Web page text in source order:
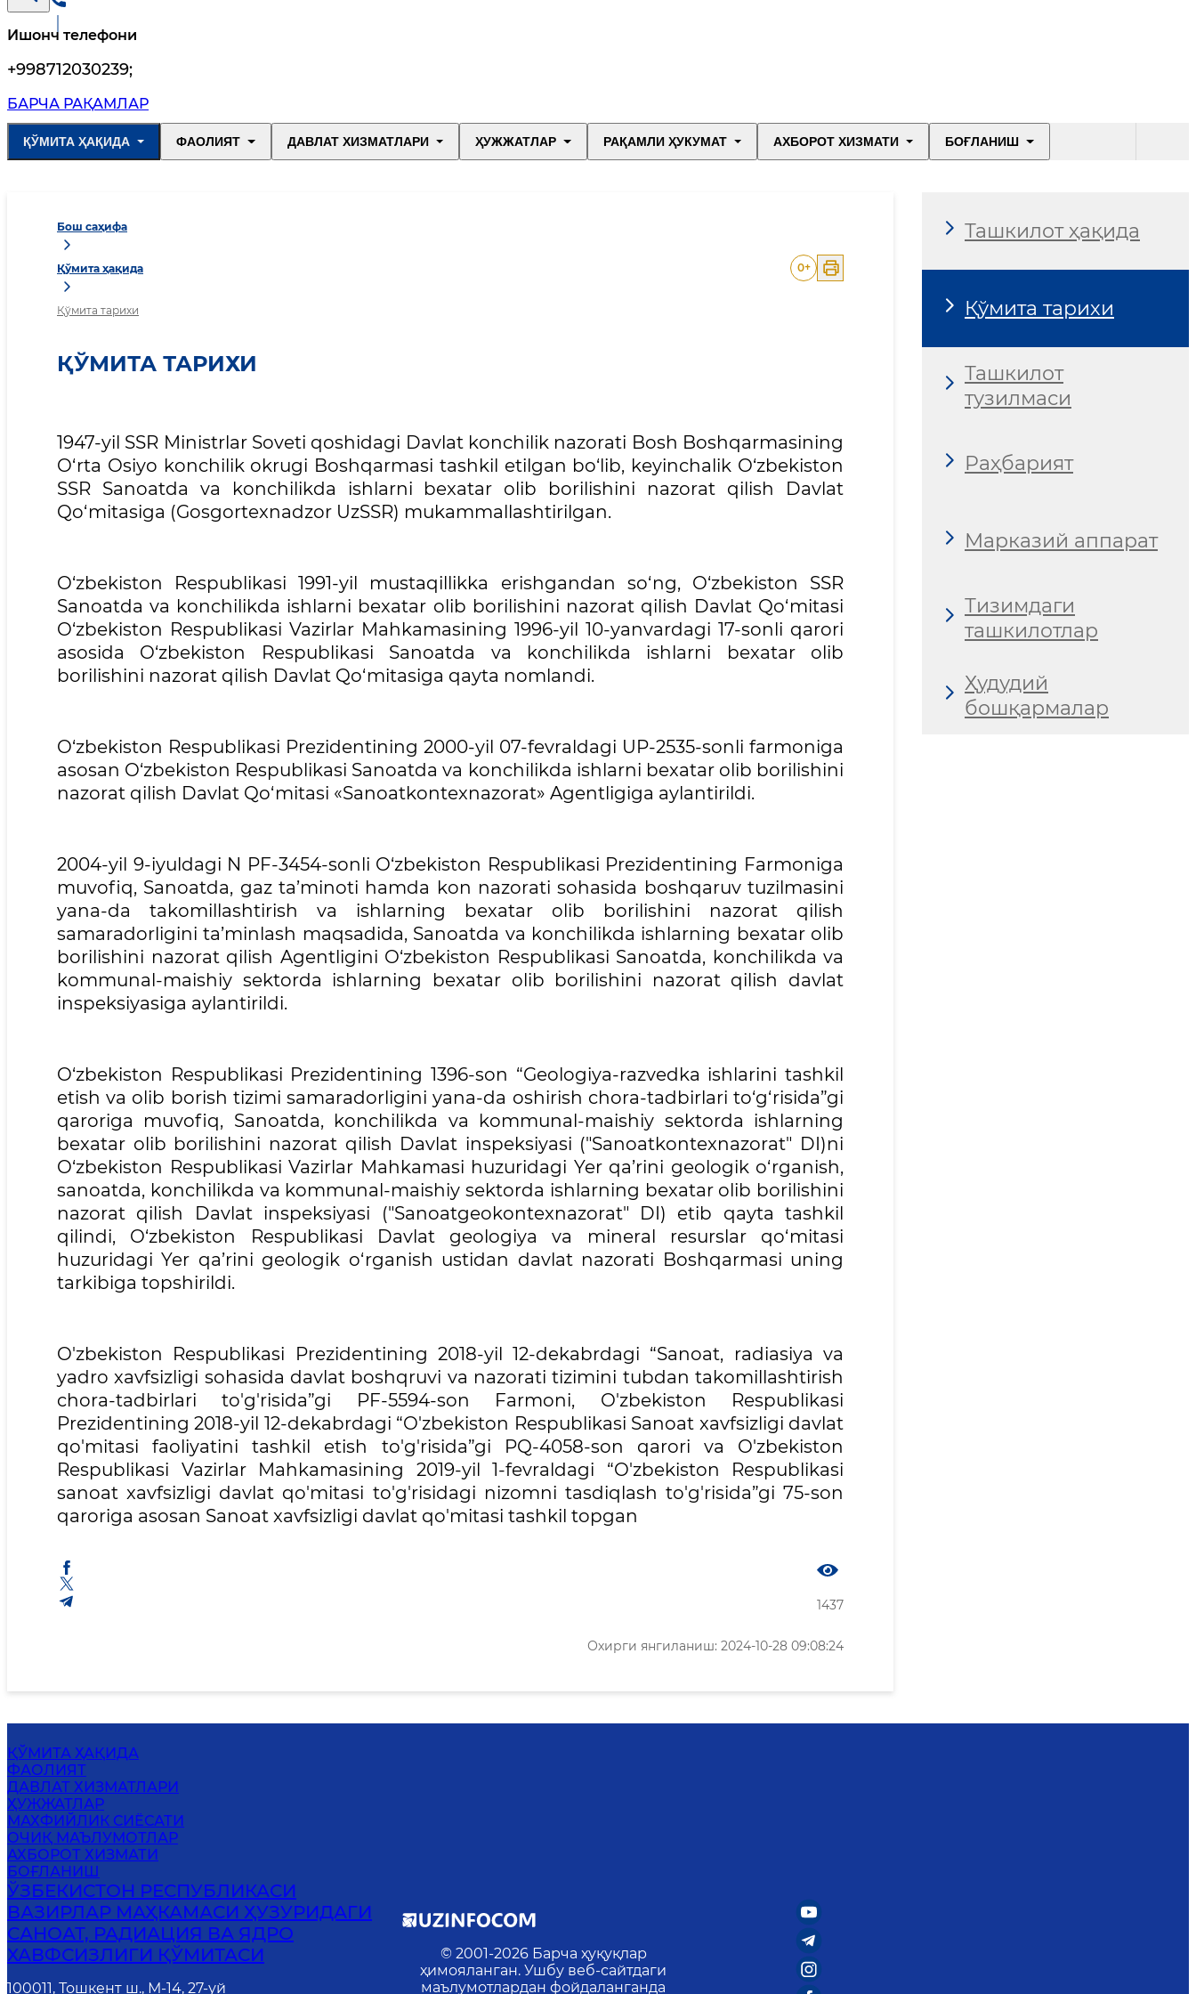
Ишонч телефони
+998712030239;
БАРЧА РАҚАМЛАР
ҚЎМИТА ҲАҚИДА ФАОЛИЯТ ДАВЛАТ ХИЗМАТЛАРИ ҲУЖЖАТЛАР РАҚАМЛИ ҲУКУМАТ АХБОРОТ ХИЗМАТИ БОҒЛАНИШ
Бош саҳифа
Қўмита ҳақида
Қўмита тарихи
0+
ҚЎМИТА ТАРИХИ
1947-yil SSR Ministrlar Soveti qoshidagi Davlat konchilik nazorati Bosh Boshqarmasining
O‘rta Osiyo konchilik okrugi Boshqarmasi tashkil etilgan bo‘lib, keyinchalik O‘zbekiston
SSR Sanoatda va konchilikda ishlarni bexatar olib borilishini nazorat qilish Davlat
Qo‘mitasiga (Gosgortexnadzor UzSSR) mukammallashtirilgan.
O‘zbekiston Respublikasi 1991-yil mustaqillikka erishgandan so‘ng, O‘zbekiston SSR
Sanoatda va konchilikda ishlarni bexatar olib borilishini nazorat qilish Davlat Qo‘mitasi
O‘zbekiston Respublikasi Vazirlar Mahkamasining 1996-yil 10-yanvardagi 17-sonli qarori
asosida O‘zbekiston Respublikasi Sanoatda va konchilikda ishlarni bexatar olib
borilishini nazorat qilish Davlat Qo‘mitasiga qayta nomlandi.
O‘zbekiston Respublikasi Prezidentining 2000-yil 07-fevraldagi UP-2535-sonli farmoniga
asosan O‘zbekiston Respublikasi Sanoatda va konchilikda ishlarni bexatar olib borilishini
nazorat qilish Davlat Qo‘mitasi «Sanoatkontexnazorat» Agentligiga aylantirildi.
2004-yil 9-iyuldagi N PF-3454-sonli O‘zbekiston Respublikasi Prezidentining Farmoniga
muvofiq, Sanoatda, gaz ta’minoti hamda kon nazorati sohasida boshqaruv tuzilmasini
yana-da takomillashtirish va ishlarning bexatar olib borilishini nazorat qilish
samaradorligini ta’minlash maqsadida, Sanoatda va konchilikda ishlarning bexatar olib
borilishini nazorat qilish Agentligini O‘zbekiston Respublikasi Sanoatda, konchilikda va
kommunal-maishiy sektorda ishlarning bexatar olib borilishini nazorat qilish davlat
inspeksiyasiga aylantirildi.
O‘zbekiston Respublikasi Prezidentining 1396-son “Geologiya-razvedka ishlarini tashkil
etish va olib borish tizimi samaradorligini yana-da oshirish chora-tadbirlari to‘g‘risida”gi
qaroriga muvofiq, Sanoatda, konchilikda va kommunal-maishiy sektorda ishlarning
bexatar olib borilishini nazorat qilish Davlat inspeksiyasi ("Sanoatkontexnazorat" DI)ni
O‘zbekiston Respublikasi Vazirlar Mahkamasi huzuridagi Yer qa’rini geologik o‘rganish,
sanoatda, konchilikda va kommunal-maishiy sektorda ishlarning bexatar olib borilishini
nazorat qilish Davlat inspeksiyasi ("Sanoatgeokontexnazorat" DI) etib qayta tashkil
qilindi, O‘zbekiston Respublikasi Davlat geologiya va mineral resurslar qo‘mitasi
huzuridagi Yer qa’rini geologik o‘rganish ustidan davlat nazorati Boshqarmasi uning
tarkibiga topshirildi.
O'zbekiston Respublikasi Prezidentining 2018-yil 12-dekabrdagi “Sanoat, radiasiya va
yadro xavfsizligi sohasida davlat boshqruvi va nazorati tizimini tubdan takomillashtirish
chora-tadbirlari to'g'risida”gi PF-5594-son Farmoni, O'zbekiston Respublikasi
Prezidentining 2018-yil 12-dekabrdagi “O'zbekiston Respublikasi Sanoat xavfsizligi davlat
qo'mitasi faoliyatini tashkil etish to'g'risida”gi PQ-4058-son qarori va O'zbekiston
Respublikasi Vazirlar Mahkamasining 2019-yil 1-fevraldagi “O'zbekiston Respublikasi
sanoat xavfsizligi davlat qo'mitasi to'g'risidagi nizomni tasdiqlash to'g'risida”gi 75-son
qaroriga asosan Sanoat xavfsizligi davlat qo'mitasi tashkil topgan
1437
Охирги янгиланиш: 2024-10-28 09:08:24
Ташкилот ҳақида
Қўмита тарихи
Ташкилот
тузилмаси
Раҳбарият
Марказий аппарат
Тизимдаги
ташкилотлар
Ҳудудий
бошқармалар
ҚЎМИТА ҲАҚИДА
ФАОЛИЯТ
ДАВЛАТ ХИЗМАТЛАРИ
ҲУЖЖАТЛАР
МАХФИЙЛИК СИЁСАТИ
ОЧИҚ МАЪЛУМОТЛАР
АХБОРОТ ХИЗМАТИ
БОҒЛАНИШ
ЎЗБЕКИСТОН РЕСПУБЛИКАСИ
ВАЗИРЛАР МАҲКАМАСИ ҲУЗУРИДАГИ
САНОАТ, РАДИАЦИЯ ВА ЯДРО
ХАВФСИЗЛИГИ ҚЎМИТАСИ
100011, Тошкент ш., М-14, 27-уй
© 2001-2026 Барча ҳуқуқлар
ҳимояланган. Ушбу веб-сайтдаги
маълумотлардан фойдаланганда